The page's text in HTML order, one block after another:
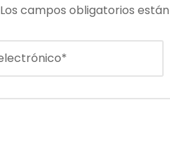
Los campos obligatorios